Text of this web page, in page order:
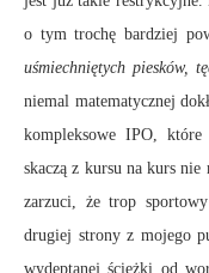
o tym trochę bardziej
uśmiechniętych piesków,
niemal matematycznej
kompleksowe IPO,
skaczą z kursu na kurs
zarzuci, że trop
drugiej strony z mojego
wydeptanej ścieżki od